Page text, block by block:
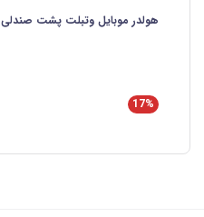
هولدر موبایل وتبلت پشت صندلی
17%